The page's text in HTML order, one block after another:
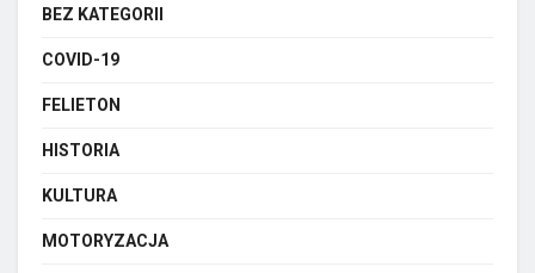
BEZ KATEGORII
COVID-19
FELIETON
HISTORIA
KULTURA
MOTORYZACJA